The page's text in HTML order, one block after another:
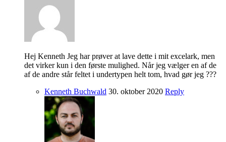
Hej Kenneth Jeg har prøver at lave dette i mit excelark, men
det virker kun i den første mulighed. Når jeg vælger en af de
af de andre står feltet i undertypen helt tom, hvad gør jeg ???
Kenneth Buchwald 30. oktober 2020 Reply